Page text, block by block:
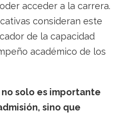
acceder a la carrera.
consideran este
de la capacidad
académico de los
no solo es importante
sino que